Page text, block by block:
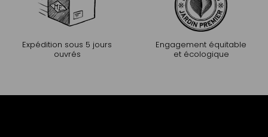
Expédition sous 5 jours
ouvrés
Engagement équitable
et écologique